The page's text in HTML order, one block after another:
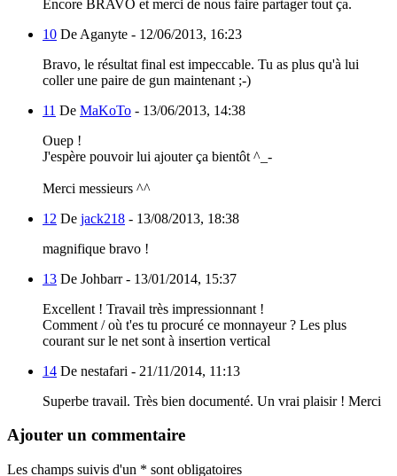
Encore BRAVO et merci de nous faire partager tout ça.
10 De Aganyte - 12/06/2013, 16:23
Bravo, le résultat final est impeccable. Tu as plus qu'à lui
coller une paire de gun maintenant ;-)
11 De MaKoTo - 13/06/2013, 14:38
Ouep !
J'espère pouvoir lui ajouter ça bientôt ^_-
Merci messieurs ^^
12 De jack218 - 13/08/2013, 18:38
magnifique bravo !
13 De Johbarr - 13/01/2014, 15:37
Excellent ! Travail très impressionnant !
Comment / où t'es tu procuré ce monnayeur ? Les plus
courant sur le net sont à insertion vertical
14 De nestafari - 21/11/2014, 11:13
Superbe travail. Très bien documenté. Un vrai plaisir ! Merci
Ajouter un commentaire
Les champs suivis d'un * sont obligatoires